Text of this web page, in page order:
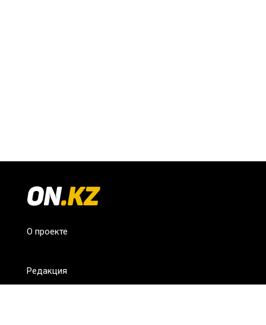
О проекте
Редакция